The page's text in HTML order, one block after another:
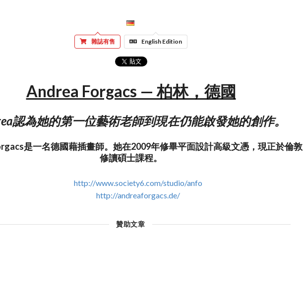
雜誌有售 English Edition
Andrea Forgacs — 柏林，德國
認為她的第一位藝術老師到現在仍能啟發她的創作。
是一名德國藉插畫師。她在2009年修畢平面設計高級文憑，現正於倫敦
修讀碩士課程。
http://www.society6.com/studio/anfo
http://andreaforgacs.de/
贊助文章